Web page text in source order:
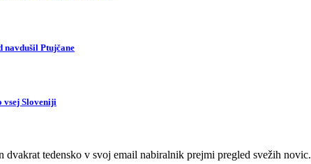
navdušil Ptujčane
vsej Sloveniji
dvakrat tedensko v svoj email nabiralnik prejmi pregled svežih novic.